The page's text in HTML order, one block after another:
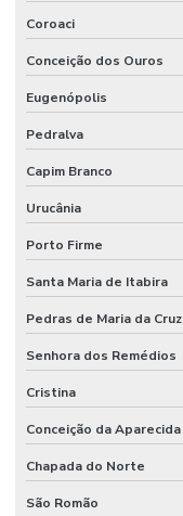
Coroaci
Conceição dos Ouros
Eugenópolis
Pedralva
Capim Branco
Urucânia
Porto Firme
Santa Maria de Itabira
Pedras de Maria da Cruz
Senhora dos Remédios
Cristina
Conceição da Aparecida
Chapada do Norte
São Romão